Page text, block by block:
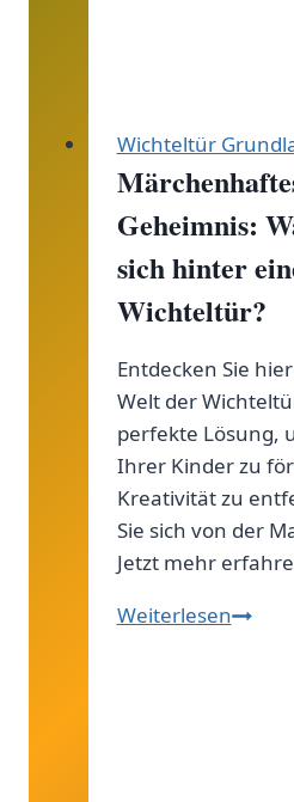
Wichteltür
Geheimnis:
sich hinter
Wichteltür?
Entdecken Sie
Welt der
perfekte Lösung,
Ihrer Kinder zu
Kreativität zu
Sie sich von der
Jetzt mehr
Weiterlesen